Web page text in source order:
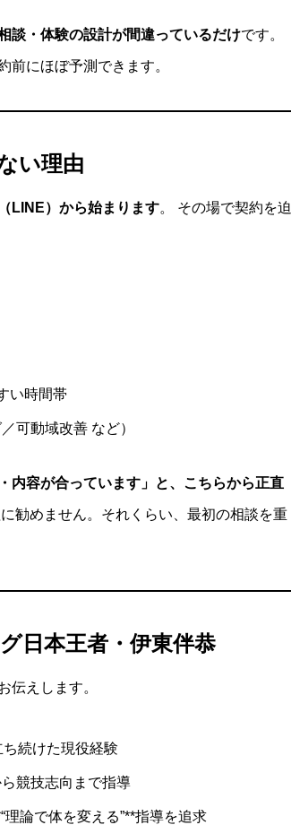
談・体験の設計が間違っているだけです。
前にほぼ予測できます。
い理由
LINE）から始まります。 その場で契約を迫
い時間帯
可動域改善 など）
内容が合っています」と、こちらから正直
勧めません。それくらい、最初の相談を重
日本王者・伊東伴恭
伝えします。
ち続けた現役経験
競技志向まで指導
論で体を変える”**指導を追求